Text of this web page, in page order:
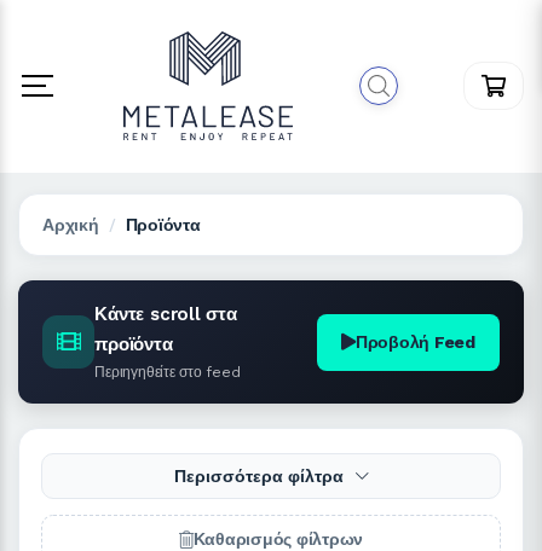
Αρχική Προϊόντα
Κάντε scroll στα
προϊόντα
Περιηγηθείτε στο feed
Προβολή Feed
Περισσότερα φίλτρα
Καθαρισμός φίλτρων